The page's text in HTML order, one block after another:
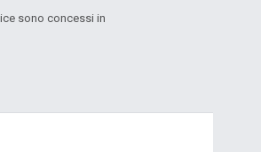
sono concessi in